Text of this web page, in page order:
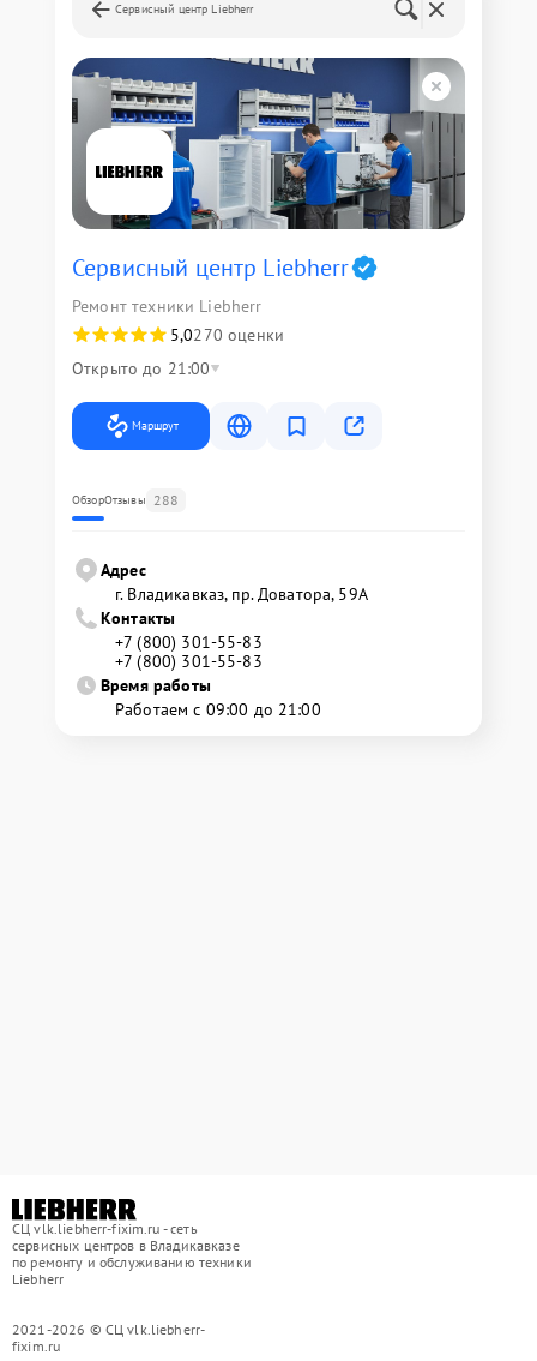
Сервисный центр Liebherr
Сервисный центр Liebherr
Ремонт техники Liebherr
5,0270 оценки
Открыто до 21:00
Маршрут
ОбзорОтзывы 288
Адрес
г. Владикавказ, пр. Доватора, 59А
Контакты
+7 (800) 301-55-83
+7 (800) 301-55-83
Время работы
Работаем с 09:00 до 21:00
СЦ vlk.liebherr-fixim.ru - сеть
сервисных центров в Владикавказе
по ремонту и обслуживанию техники
Liebherr
2021-2026 © СЦ vlk.liebherr-
fixim.ru